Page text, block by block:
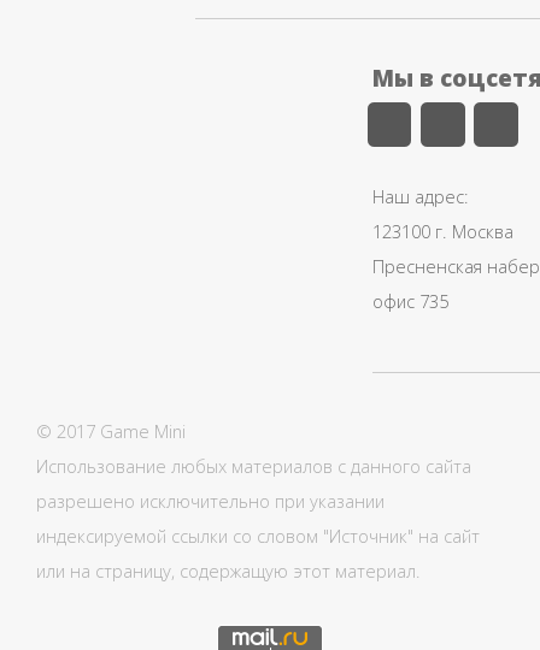
Мы в
Наш адрес:
123100 г. Москва
Пресненская
офис 735
© 2017 Game Mini
Использование любых материалов с данного сайта
разрешено исключительно при указании
индексируемой ссылки со словом "Источник" на сайт
или на страницу, содержащую этот материал.